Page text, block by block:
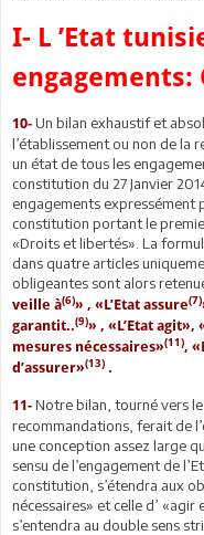
I- L ’Etat
engagements:
10- Un bilan exhaustif et
l’établissement ou non de la
un état de tous les
constitution du 27 Janvier
engagements expressément
constitution portant le
«Droits et libertés». La
dans quatre articles
obligeantes sont alors
veille à(6)» , «L’Etat assure(7)
garantit..(9)» , «L’Etat agit»,
mesures nécessaires»(11),
d’assurer»(13) .
11- Notre bilan, tourné vers
recommandations, ferait de
une conception assez large
sensu de l’engagement de
constitution, s’étendra aux
nécessaires» et celle d’ «agir
s’entendra au double sens